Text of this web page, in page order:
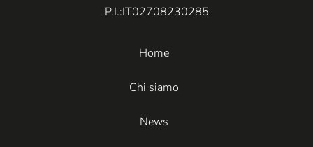
P.I.:IT02708230285
Home
Chi siamo
News